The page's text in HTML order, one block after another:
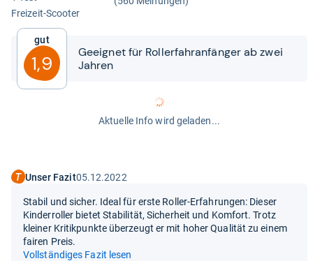
Frei­zeit-​Scoo­ter
Gut
1,9
Geeig­net für Rol­ler­fahr­an­fän­ger ab zwei
Jah­ren
Aktuelle Info wird geladen...
Unser Fazit05.12.2022
Stabil und sicher. Ideal für erste Roller-Erfahrungen: Dieser
Kinderroller bietet Stabilität, Sicherheit und Komfort. Trotz
kleiner Kritikpunkte überzeugt er mit hoher Qualität zu einem
fairen Preis.
Vollständiges Fazit lesen